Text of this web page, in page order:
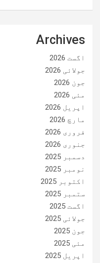
Archives
اگست 2026
جولائی 2026
جون 2026
مئی 2026
اپریل 2026
مارچ 2026
فروری 2026
جنوری 2026
دسمبر 2025
نومبر 2025
اکتوبر 2025
ستمبر 2025
اگست 2025
جولائی 2025
جون 2025
مئی 2025
اپریل 2025